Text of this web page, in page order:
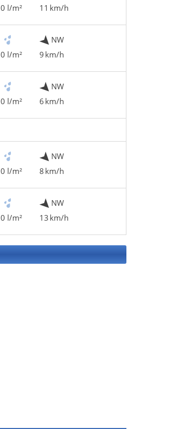
0 l/m²
11 km/h
0 l/m²
NW
9 km/h
0 l/m²
NW
6 km/h
0 l/m²
NW
8 km/h
0 l/m²
NW
13 km/h